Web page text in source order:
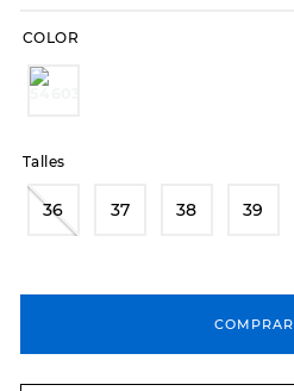
COLOR
Talles
36 37 38 39
COMPRAR